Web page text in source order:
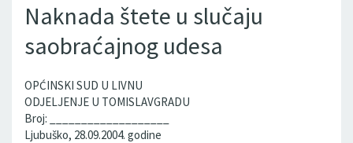
Naknada štete u slučaju
saobraćajnog udesa
OPĆINSKI SUD U LIVNU
ODJELJENJE U TOMISLAVGRADU
Broj: ___________________
Ljubuško, 28.09.2004. godine